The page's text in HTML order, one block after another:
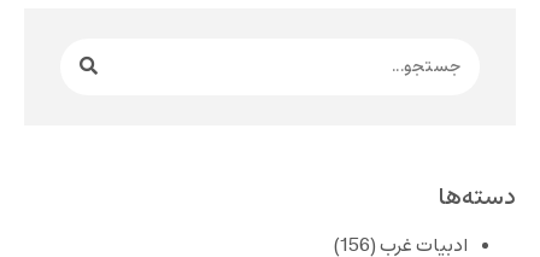
دسته‌ها
ادبیات غرب(156)